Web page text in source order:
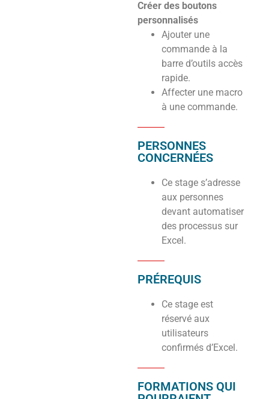
Créer des boutons
personnalisés
Ajouter une
commande à la
barre d’outils accès
rapide.
Affecter une macro
à une commande.
PERSONNES
CONCERNÉES
Ce stage s’adresse
aux personnes
devant automatiser
des processus sur
Excel.
PRÉREQUIS
Ce stage est
réservé aux
utilisateurs
confirmés d’Excel.
FORMATIONS QUI